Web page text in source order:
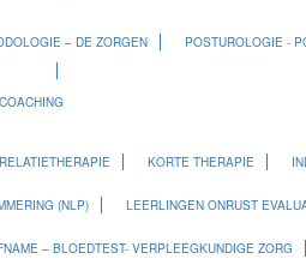
– DE ZORGEN POSTUROLOGIE -
KORTE THERAPIE
(NLP) LEERLINGEN ONRUST
– BLOEDTEST- VERPLEEGKUNDIGE ZORG